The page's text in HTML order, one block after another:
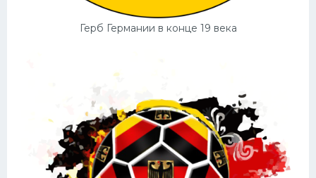
Герб Германии в конце 19 века